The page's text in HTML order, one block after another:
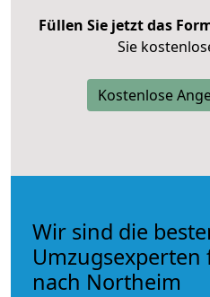
Füllen Sie jetzt das
Sie
Kostenlose
Wir sind die
nach Northeim